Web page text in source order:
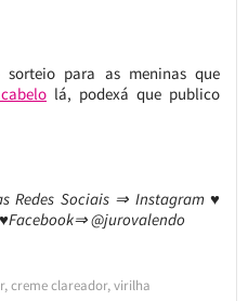
para as meninas que
lá, podexá que publico
Redes Sociais ⇒ Instagram ♥
@jurovalendo
,creme clareador,virilha